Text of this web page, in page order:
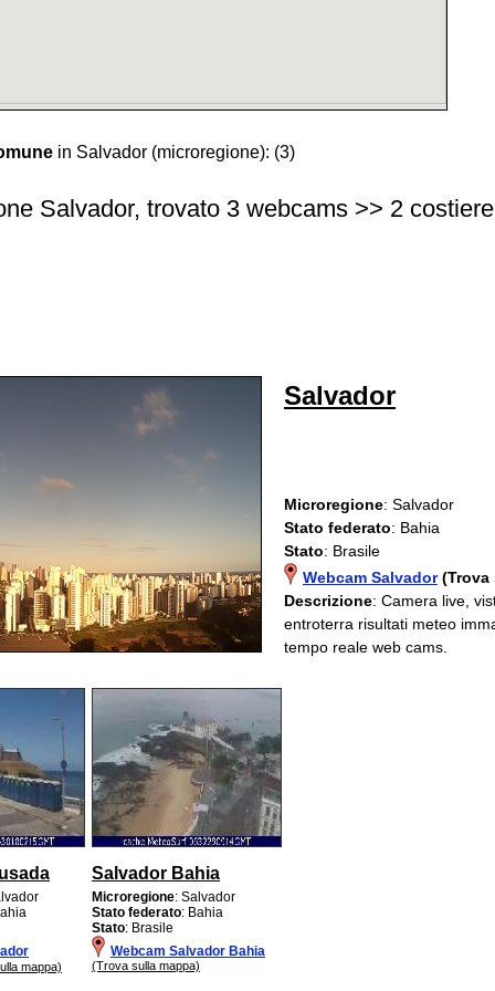
in Salvador (microregione): (3)
Salvador, trovato 3 webcams >> 2
Salvador
Microregione: Salvador
Stato federato: Bahia
Stato: Brasile
Webcam Salvador (Trova
Descrizione: Camera live,
entroterra risultati meteo
tempo reale web cams.
mappa)
Salvador Bahia
Microregione: Salvador
Stato federato: Bahia
Stato: Brasile
Webcam Salvador Bahia
(Trova sulla mappa)